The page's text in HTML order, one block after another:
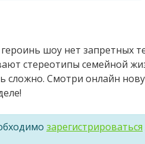
шоу нет запретных
стереотипы семейной
Смотри онлайн
зарегистрироваться